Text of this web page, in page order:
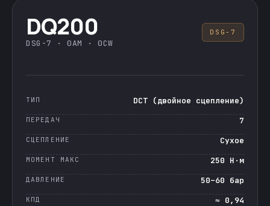
DQ200
DSG-7 · 0AM · 0CW
DSG-7
ТИП DCT (двойное сцепление)
ПЕРЕДАЧ 7
СЦЕПЛЕНИЕ Сухое
МОМЕНТ МАКС 250 Н·м
ДАВЛЕНИЕ 50–60 бар
КПД ≈ 0,94